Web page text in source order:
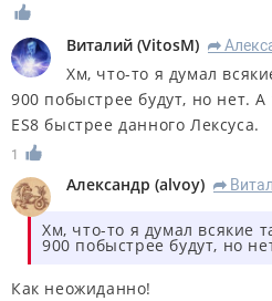
Виталий (VitosM) R
Хм, что-то я думал
900 побыстрее будут, но нет.
ES8 быстрее данного Лексуса.
1
Александр (alvoy) R
Хм, что-то я думал всякие
900 побыстрее будут, но
Как неожиданно!